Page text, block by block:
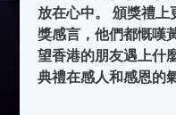
放在心中。 頒獎禮上
獎感言，他們都慨嘆
望香港的朋友遇上什
典禮在感人和感恩的